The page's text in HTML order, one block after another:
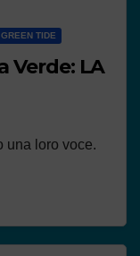
TIDE
Verde: LA
una loro voce.